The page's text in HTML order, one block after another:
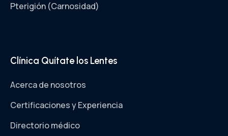
Pterigión (Carnosidad)
Clínica Quítate los Lentes
Acerca de nosotros
Certificaciones y Experiencia
Directorio médico